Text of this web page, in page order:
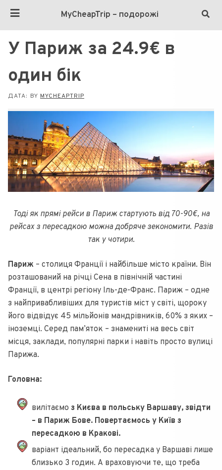
MyCheapTrip – подорожі
У Париж за 24.9€ в
один бік
ДАТА: BY MYCHEAPTRIP
Тоді як прямі рейси в Париж стартують від 70-90€, на
рейсах з пересадкою можна добряче зекономити. Разів
так у чотири.
Париж – столиця Франції і найбільше місто країни. Він
розташований на річці Сена в північній частині
Франції, в центрі регіону Іль-де-Франс. Париж – одне
з найпривабливіших для туристів міст у світі, щороку
його відвідує 45 мільйонів мандрівників, 60% з яких –
іноземці. Серед пам’яток – знамениті на весь світ
місця, заклади, популярні парки і навіть просто вулиці
Парижа.
Головна:
вилітаємо з Києва в польську Варшаву, звідти
– в Париж Бове. Повертаємось у Київ з
пересадкою в Кракові.
варіант ідеальний, бо пересадка у Варшаві лише
близько 3 годин. А враховуючи те, що треба